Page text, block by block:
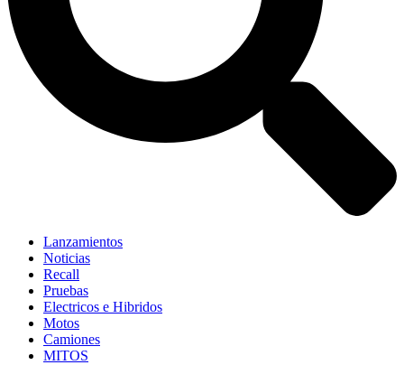
Lanzamientos
Noticias
Recall
Pruebas
Electricos e Hibridos
Motos
Camiones
MITOS